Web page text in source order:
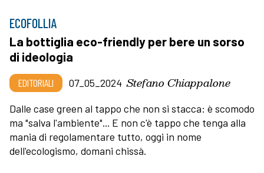
ECOFOLLIA
La bottiglia eco-friendly per bere un sorso
di ideologia
EDITORIALI 07_05_2024 Stefano Chiappalone
Dalle case green al tappo che non si stacca: è scomodo
ma "salva l'ambiente"... E non c'è tappo che tenga alla
mania di regolamentare tutto, oggi in nome
dell'ecologismo, domani chissà.